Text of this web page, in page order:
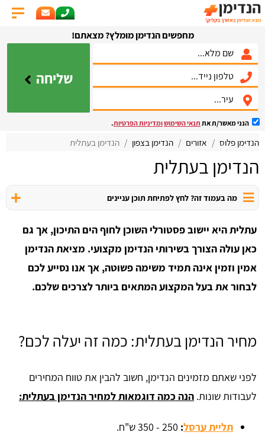
מחפשים הנדימן מומלץ? מצאתם!
שליחה
הנני מאשר/ת את תנאי השימושומדיניות הפרטיות.
הנדימן פלוס אזורים הנדימן בצפון הנדימן בעתלית
הנדימן בעתלית
מה בעמוד זה? לחץ לפתיחת תוכן עניינים
עתלית היא יישוב פסטורלי השוכן לחוף הים התיכון, אך גם
כאן עולה הצורך בשירותי הנדימן מקצועי. מציאת הנדימן
אמין וזמין אינה תמיד משימה פשוטה, אך אנו נסייע לכם
לבחור את בעל המקצוע המתאים ביותר לצרכים שלכם.
מחיר הנדימן בעתלית: כמה זה יעלה לכם?
לפני שאתם מזמינים הנדימן, חשוב להבין את טווח המחירים
לעבודות שונות. הנה כמה דוגמאות למחיר הנדימן בעתלית:
תליית ערסל: 250 - 350 ש"ח.